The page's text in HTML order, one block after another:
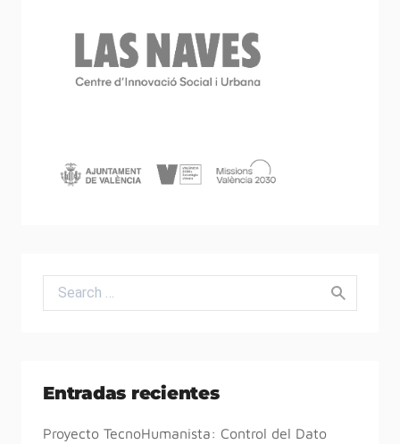
Search for:
Entradas recientes
Proyecto TecnoHumanista: Control del Dato